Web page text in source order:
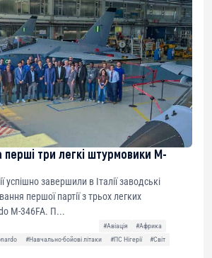
перші три легкі штурмовики M-
успішно завершили в Італії заводські
першої партії з трьох легких
M-346FA. П...
#Авіація
#Африка
#Навчально-бойові літаки #ПС Нігерії
#Світ